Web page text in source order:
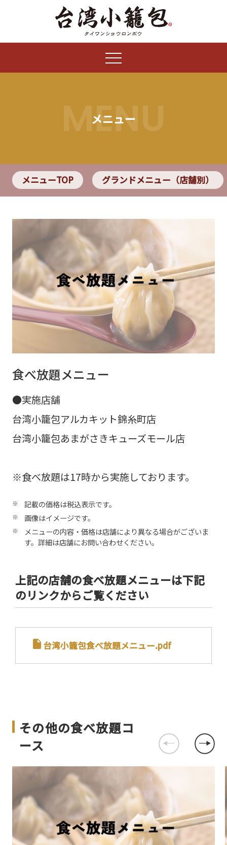
MENU
メニュー
メニューTOP グランドメニュー（店舗別）
食べ放題メニュー
●実施店舗
台湾小籠包アルカキット錦糸町店
台湾小籠包あまがさきキューズモール店
※食べ放題は17時から実施しております。
※ 記載の価格は税込表示です。
※ 画像はイメージです。
※
メニューの内容・価格は店舗により異なる場合がございま
す。詳細は店舗にお問い合わせください。
上記の店舗の食べ放題メニューは下記
のリンクからご覧ください
insert_drive_file 台湾小籠包食べ放題メニュー.pdf
その他の食べ放題コ
ース